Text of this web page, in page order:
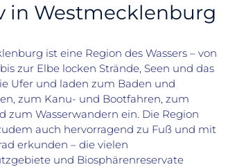
in Westmecklenburg
ist eine Region des Wassers – von
zur Elbe locken Strände, Seen und das
Ufer und laden zum Baden und
zum Kanu- und Bootfahren, zum
zum Wasserwandern ein. Die Region
auch hervorragend zu Fuß und mit
erkunden – die vielen
und Biosphärenreservate